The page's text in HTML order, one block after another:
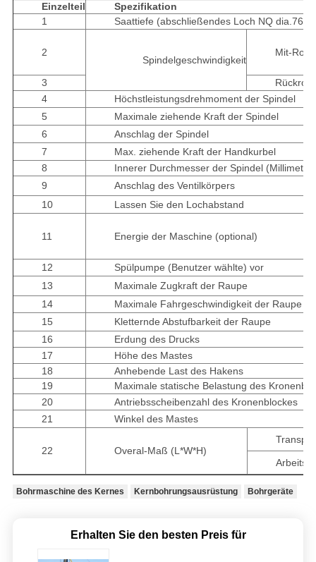
Einzelteil
Spezifikation
1
Saattiefe (abschließendes Loch NQ
2
Spindelgeschwindigkeit
Mit-
3
4
Höchstleistungsdrehmoment der Spindel
5
Maximale ziehende Kraft der Spindel
6
Anschlag der Spindel
7
Max. ziehende Kraft der Handkurbel
8
Innerer Durchmesser der Spindel (Millimeter)
9
Anschlag des Ventilkörpers
10
Lassen Sie den Lochabstand
11 Energie der Maschine (optional)
12
Spülpumpe (Benutzer wählte) vor
13
Maximale Zugkraft der Raupe
14
Maximale Fahrgeschwindigkeit der Raupe
15
Kletternde Abstufbarkeit der Raupe
16
Erdung des Drucks
17
Höhe des Mastes
18
Anhebende Last des Hakens
19
Maximale statische Belastung des
20
Antriebsscheibenzahl des Kronenblockes
21
Winkel des Mastes
22 Overal-Maß (L*W*H)
Bohrmaschine des Kernes Kernbohrungsausrüstung Bohrgeräte
Erhalten Sie den besten Preis für